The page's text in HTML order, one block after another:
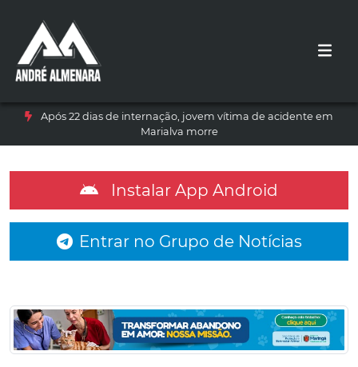
Após 22 dias de internação, jovem vítima de acidente em
Marialva morre
Instalar App Android
Entrar no Grupo de Notícias